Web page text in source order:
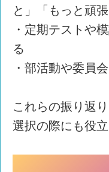
と」「もっと頑
・定期テストや
る
・部活動や委員
これらの振り返
選択の際にも役